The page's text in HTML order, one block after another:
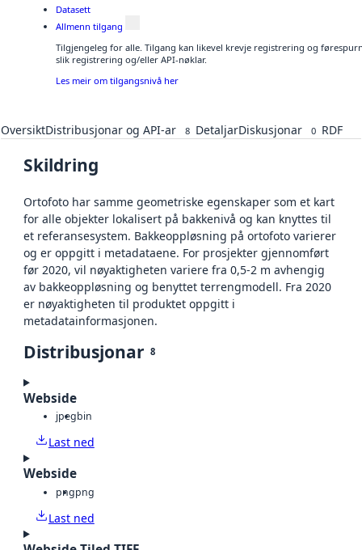
Datasett
Allmenn tilgang
Tilgjengeleg for alle. Tilgang kan likevel krevje registrering og
slik registrering og/eller API-nøklar.
Les meir om tilgangsnivå her
OversiktDistribusjonar og API-ar 8 DetaljarDiskusjonar 0 RDF
Skildring
Ortofoto har samme geometriske egenskaper som et kart
for alle objekter lokalisert på bakkenivå og kan knyttes til
et referansesystem. Bakkeoppløsning på ortofoto varierer
og er oppgitt i metadataene. For prosjekter gjennomført
før 2020, vil nøyaktigheten variere fra 0,5-2 m avhengig
av bakkeoppløsning og benyttet terrengmodell. Fra 2020
er nøyaktigheten til produktet oppgitt i
metadatainformasjonen.
Distribusjonar 8
Webside
jpegbin
Last ned
Webside
pngpng
Last ned